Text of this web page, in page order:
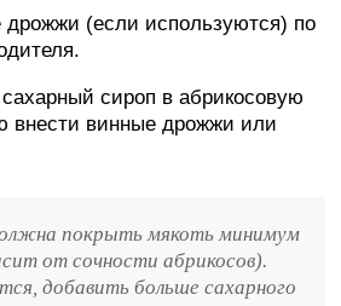
дрожжи (если используются) по
сироп в абрикосовую
внести винные дрожжи или
покрыть мякоть минимум
от сочности абрикосов).
добавить больше сахарного